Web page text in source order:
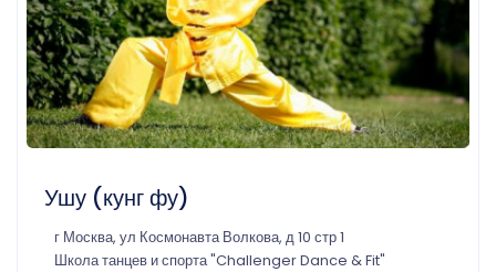
Ушу (кунг фу)
г Москва, ул Космонавта Волкова, д 10 стр 1
Школа танцев и спорта "Challenger Dance & Fit"